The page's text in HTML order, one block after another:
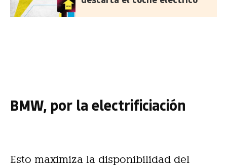
BMW, por la electrificiación
Esto maximiza la disponibilidad del